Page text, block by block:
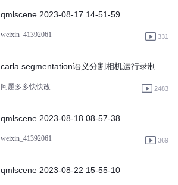
qmlscene 2023-08-17 14-51-59
weixin_41392061 331
carla segmentation语义分割相机运行录制
问题多多快快改 2483
qmlscene 2023-08-18 08-57-38
weixin_41392061 369
qmlscene 2023-08-22 15-55-10